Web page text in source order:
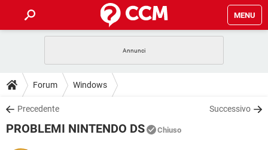
MENU
INTRATTENIMENTO
iOS
INSTAGRAM WHATSAPP
GUIDE
COVID-19
DOWNLOAD
COVID-19 GAMING
Forum Windows
Precedente Successivo
PROBLEMI NINTENDO DS Chiuso